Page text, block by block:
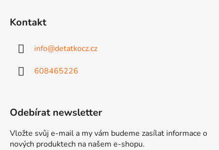
Kontakt
info@detatkocz.cz
608465226
Odebírat newsletter
Vložte svůj e-mail a my vám budeme zasílat informace o
nových produktech na našem e-shopu.